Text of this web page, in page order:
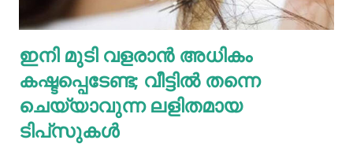
വളർത്താൻ ഏല്‍പ്പിച്ചുവെന്നാണ് അച്ഛൻ പൊലീസിനോട്
ആദ്യം പറഞ്ഞത്. പോലീസ് മധുരയിലെത്തി പരിശോധന
നടത്തിയെങ്കിലും കുഞ്ഞ് അവിടെയില്ലെന്ന് കണ്ടെത്തി.
തുടർന്ന് അച്ഛനെ വീണ്ടും വിശദമായി ചോദ്യം ചെയ്തു.
തുടർന്ന് നടത...
ഇനി മുടി വളരാൻ അധികം
കഷ്ടപ്പെടേണ്ട; വീട്ടിൽ തന്നെ
ചെയ്യാവുന്ന ലളിതമായ
ടിപ്‌സുകൾ